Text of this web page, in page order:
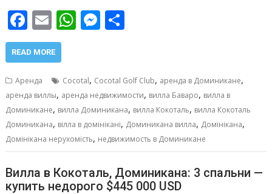
F
ac
e
b
o
o
k
E
m
ai
l
W
s
A
p
p
M
e
n
g
er
р
а
в
и
т
ь
READ MORE
Аренда Cocotal, Cocotal Golf Club, аренда в Доминикане,
аренда виллы, аренда недвижимости, вилла Баваро, вилла в
Доминикане, вилла Доминикана, вилла Кокоталь, вилла Кокоталь
Доминикана, вілла в домінікані, Доминикана вилла, Домінікана,
Домінікана нерухомість, недвижимость в Доминикане
Вилла в Кокоталь, Доминикана: 3 спальни —
купить недорого $445 000 USD